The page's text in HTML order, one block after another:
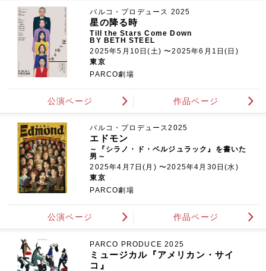
パルコ・プロデュース 2025
星の降る時
Till the Stars Come Down
BY BETH STEEL
2025年5月10日(土) 〜2025年6月1日(日)
東京
PARCO劇場
公演ページ 作品ページ
パルコ・プロデュース2025
エドモン
～『シラノ・ド・ベルジュラック』を書いた
男～
2025年4月7日(月) 〜2025年4月30日(水)
東京
PARCO劇場
公演ページ 作品ページ
PARCO PRODUCE 2025
ミュージカル『アメリカン・サイ
コ』